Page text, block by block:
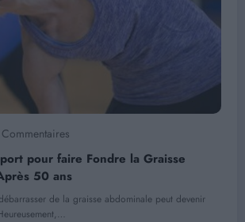
pour faire Fondre la Graisse
50 ans
de la graisse abdominale peut devenir